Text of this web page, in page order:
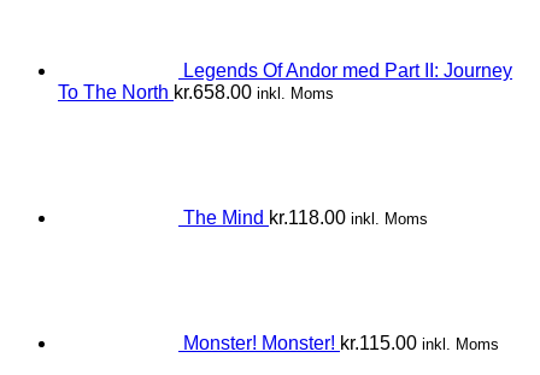
Legends Of Andor med Part II: Journey
To The North kr.658.00 inkl. Moms
The Mind kr.118.00 inkl. Moms
Monster! Monster! kr.115.00 inkl. Moms